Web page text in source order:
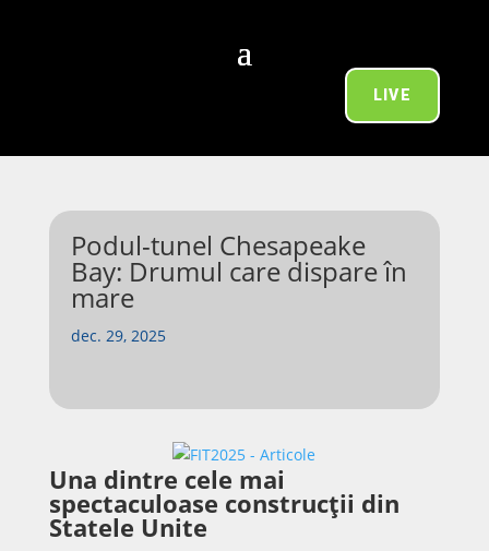
LIVE
Podul-tunel Chesapeake
Bay: Drumul care dispare în
mare
dec. 29, 2025
Una dintre cele mai
spectaculoase construcții din
Statele Unite